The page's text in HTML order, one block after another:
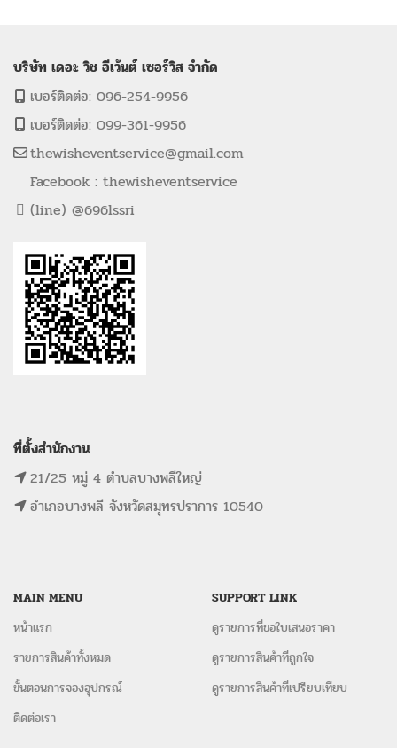
บริษัท เดอะ วิช อีเว้นต์ เซอร์วิส จำกัด
เบอร์ติดต่อ: 096-254-9956
เบอร์ติดต่อ: 099-361-9956
thewisheventservice@gmail.com
Facebook : thewisheventservice
(line) @696lssri
ที่ตั้งสำนักงาน
21/25 หมู่ 4 ตำบลบางพลีใหญ่
อำเภอบางพลี จังหวัดสมุทรปราการ 10540
MAIN MENU
หน้าแรก
รายการสินค้าทั้งหมด
ขั้นตอนการจองอุปกรณ์
ติดต่อเรา
SUPPORT LINK
ดูรายการที่ขอใบเสนอราคา
ดูรายการสินค้าที่ถูกใจ
ดูรายการสินค้าที่เปรียบเทียบ